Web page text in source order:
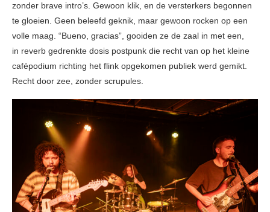
zonder brave intro’s. Gewoon klik, en de versterkers begonnen
te gloeien. Geen beleefd geknik, maar gewoon rocken op een
volle maag. “Bueno, gracias”, gooiden ze de zaal in met een,
in reverb gedrenkte dosis postpunk die recht van op het kleine
cafépodium richting het flink opgekomen publiek werd gemikt.
Recht door zee, zonder scrupules.